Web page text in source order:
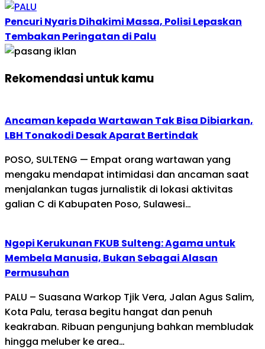
Pencuri Nyaris Dihakimi Massa, Polisi Lepaskan
Tembakan Peringatan di Palu
Rekomendasi untuk kamu
Ancaman kepada Wartawan Tak Bisa Dibiarkan,
LBH Tonakodi Desak Aparat Bertindak
POSO, SULTENG — Empat orang wartawan yang
mengaku mendapat intimidasi dan ancaman saat
menjalankan tugas jurnalistik di lokasi aktivitas
galian C di Kabupaten Poso, Sulawesi…
Ngopi Kerukunan FKUB Sulteng: Agama untuk
Membela Manusia, Bukan Sebagai Alasan
Permusuhan
PALU – Suasana Warkop Tjik Vera, Jalan Agus Salim,
Kota Palu, terasa begitu hangat dan penuh
keakraban. Ribuan pengunjung bahkan membludak
hingga meluber ke area…